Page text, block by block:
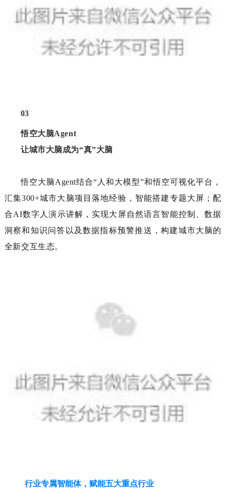
03
悟空大脑Agent
让城市大脑成为“真”大脑
悟空大脑Agent结合“ 人和大模型”和悟空可视化平台，
汇集300+城市大脑项目落地经验，智能搭建专题大屏；配
合AI数字人演示讲解，实现大屏自然语言智能控制、数据
洞察和知识问答以及数据指标预警推送，构建城市大脑的
全新交互生态。
行业专属智能体，赋能五大重点行业